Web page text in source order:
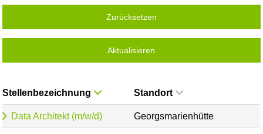
Zurücksetzen
Aktualisieren
Stellenbezeichnung Standort
Data Architekt (m/w/d) Georgsmarienhütte